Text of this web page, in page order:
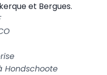
et Bergues.
Hondschoote